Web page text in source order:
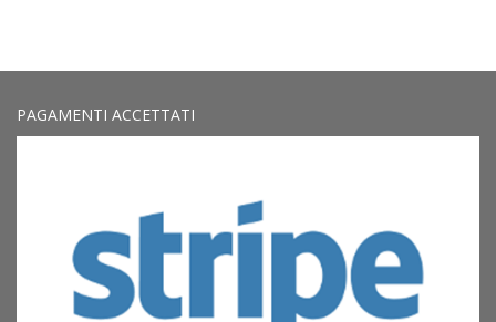
PAGAMENTI ACCETTATI